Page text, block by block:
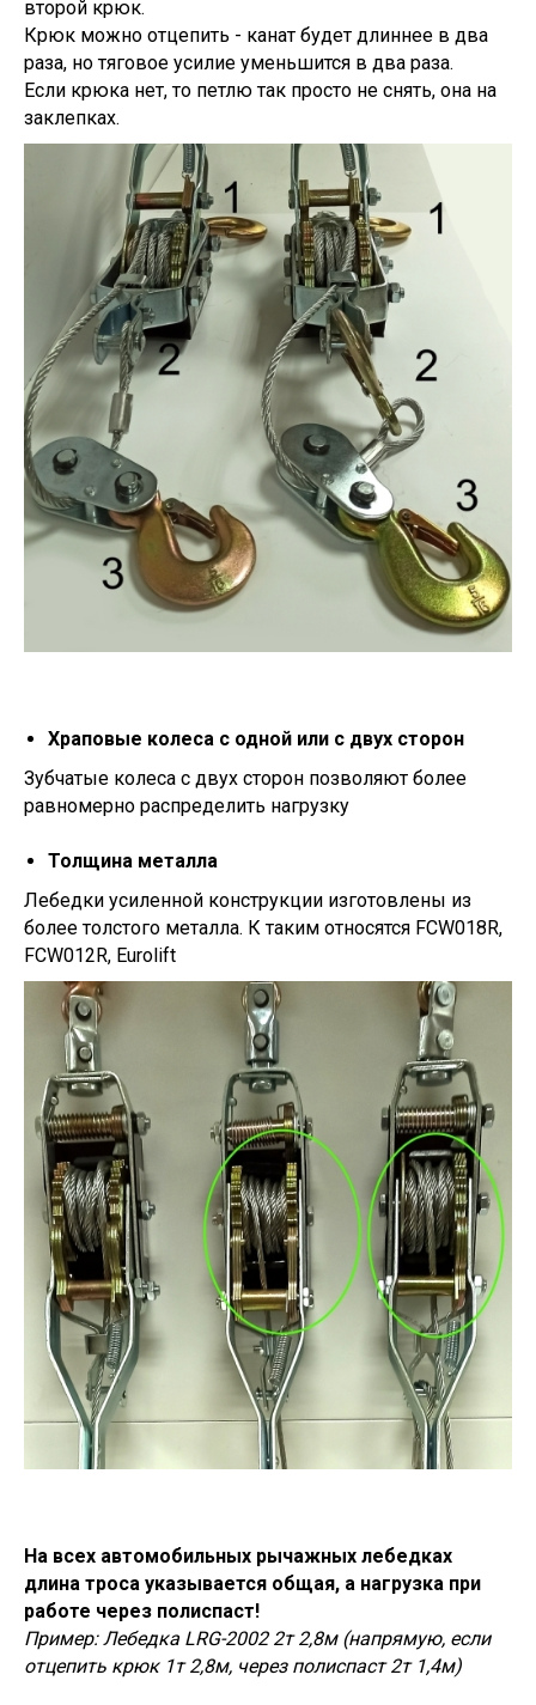
второй крюк.
Крюк можно отцепить - канат будет длиннее в два
раза, но тяговое усилие уменьшится в два раза.
Если крюка нет, то петлю так просто не снять, она на
заклепках.
Храповые колеса с одной или с двух сторон
Зубчатые колеса с двух сторон позволяют более
равномерно распределить нагрузку
Толщина металла
Лебедки усиленной конструкции изготовлены из
более толстого металла. К таким относятся FCW018R,
FCW012R, Eurolift
На всех автомобильных рычажных лебедках
длина троса указывается общая, а нагрузка при
работе через полиспаст!
Пример: Лебедка LRG-2002 2т 2,8м (напрямую, если
отцепить крюк 1т 2,8м, через полиспаст 2т 1,4м)